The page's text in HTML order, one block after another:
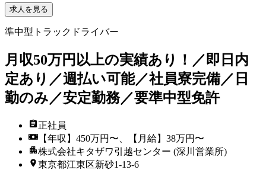
求人を見る
準中型トラックドライバー
月収50万円以上の実績あり！／即日内
定あり／週払い可能／社員寮完備／日
勤のみ／安定勤務／要準中型免許
正社員
【年収】450万円〜、【月給】38万円〜
株式会社キタザワ引越センター (深川営業所)
東京都江東区新砂1-13-6